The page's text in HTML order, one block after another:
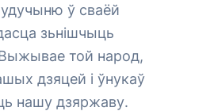
ў сваёй
зьнішчыць
той народ,
дзяцей і ўнукаў
нашу дзяржаву.